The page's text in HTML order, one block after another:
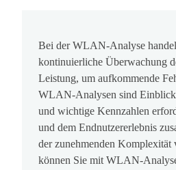
Bei der WLAN-Analyse
kontinuierliche Überwachung
Leistung, um aufkommende
WLAN-Analysen sind
und wichtige Kennzahlen
und dem Endnutzererlebnis
der zunehmenden
können Sie mit WLAN-